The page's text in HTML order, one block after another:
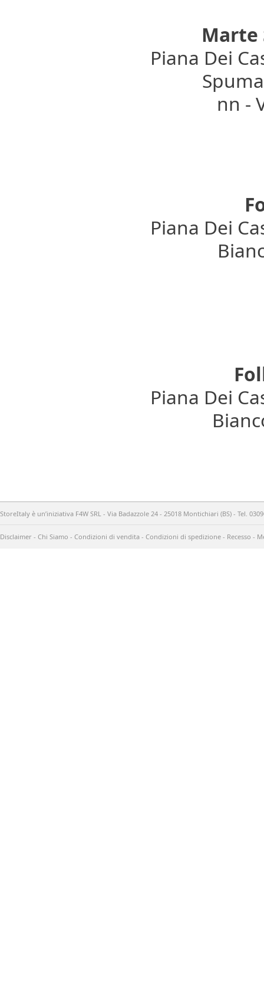
Marte
Piana Dei
nn -
Piana Dei
Piana Dei
StoreItaly è un’iniziativa F4W SRL - Via Badazzole 24 - 25018 Montichiari (BS) - Tel.
Disclaimer - Chi Siamo - Condizioni di vendita - Condizioni di spedizione - Recesso -